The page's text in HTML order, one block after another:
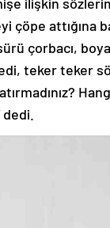
çöpe attığına
çorbacı,
teker teker